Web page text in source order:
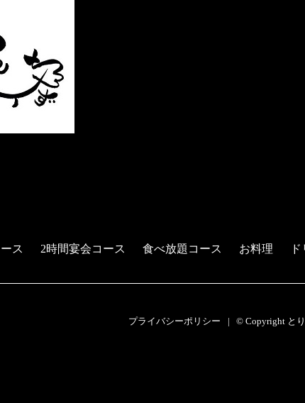
ス 2時間宴会コース 食べ放題コース お料理
プライバシーポリシー © Copyright と